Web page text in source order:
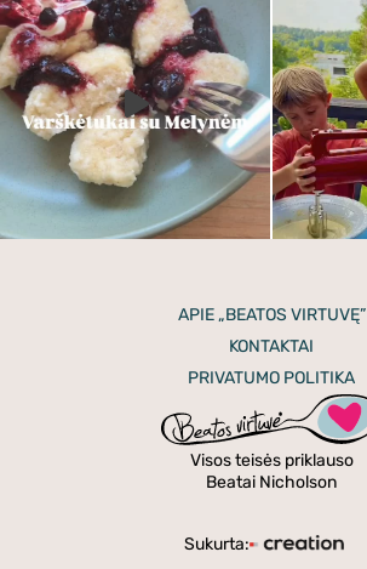
APIE „BEATOS VIRTUVĘ”
KONTAKTAI
PRIVATUMO POLITIKA
Visos teisės priklauso
Beatai Nicholson
Sukurta: